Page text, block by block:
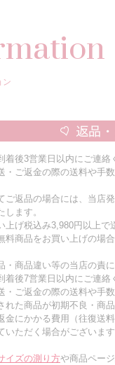
ン
着後3営業日以内にご連絡
・ご返金の際の送料や手
ご返品の場合には、当店
します。
上げ税込み3,980円以上
料商品をお買い上げの場合
商品違い等の当店の責
着後7営業日以内にご連絡
・ご返金の際の送料や手
れた商品が初期不良・商
金にかかる費用（往復送
いただく場合がございます
イズの測り方や商品ペー